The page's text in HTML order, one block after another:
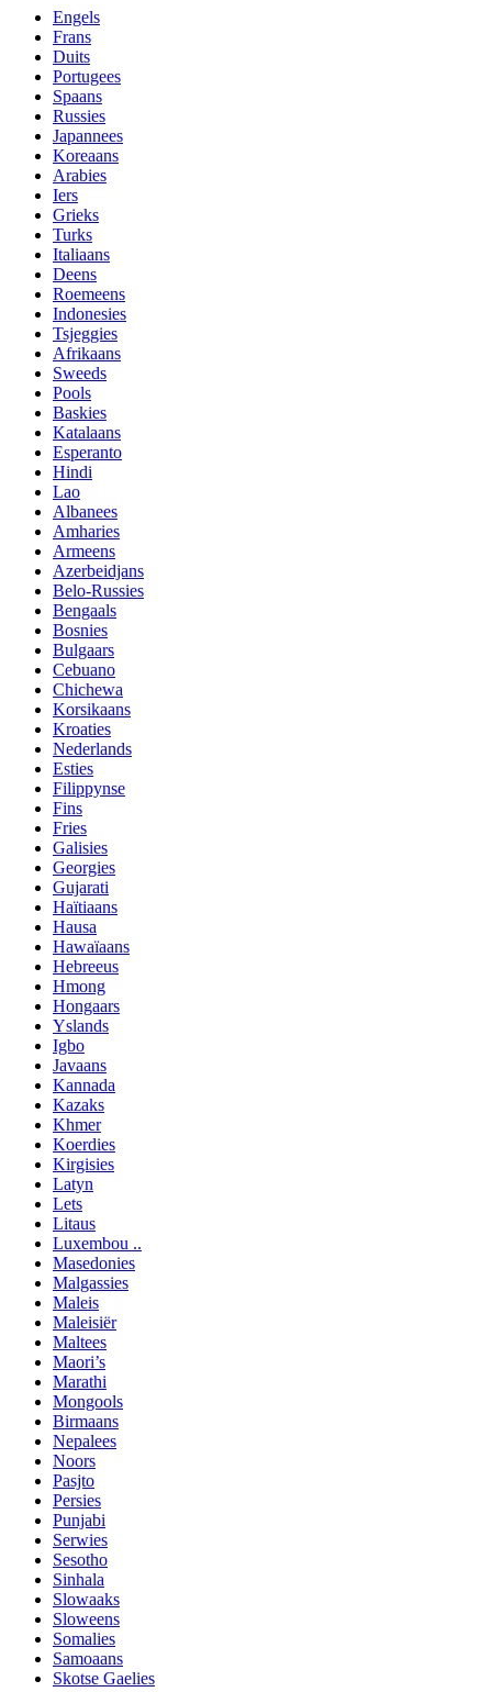
Engels
Frans
Duits
Portugees
Spaans
Russies
Japannees
Koreaans
Arabies
Iers
Grieks
Turks
Italiaans
Deens
Roemeens
Indonesies
Tsjeggies
Afrikaans
Sweeds
Pools
Baskies
Katalaans
Esperanto
Hindi
Lao
Albanees
Amharies
Armeens
Azerbeidjans
Belo-Russies
Bengaals
Bosnies
Bulgaars
Cebuano
Chichewa
Korsikaans
Kroaties
Nederlands
Esties
Filippynse
Fins
Fries
Galisies
Georgies
Gujarati
Haïtiaans
Hausa
Hawaïaans
Hebreeus
Hmong
Hongaars
Yslands
Igbo
Javaans
Kannada
Kazaks
Khmer
Koerdies
Kirgisies
Latyn
Lets
Litaus
Luxembou ..
Masedonies
Malgassies
Maleis
Maleisiër
Maltees
Maori’s
Marathi
Mongools
Birmaans
Nepalees
Noors
Pasjto
Persies
Punjabi
Serwies
Sesotho
Sinhala
Slowaaks
Sloweens
Somalies
Samoaans
Skotse Gaelies